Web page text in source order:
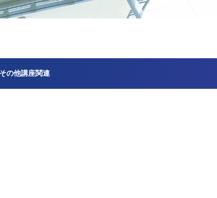
の他講座関連